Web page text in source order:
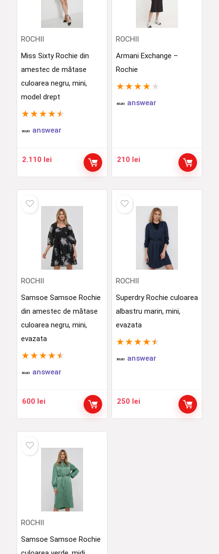
ROCHII
Miss Sixty Rochie din
amestec de mătase
culoarea negru, mini,
model drept
★ ★ ★ ★ ★
answear
2.110 lei
ROCHII
Armani Exchange –
Rochie
★ ★ ★ ★ ★
answear
210 lei
ROCHII
Samsoe Samsoe Rochie
din amestec de mătase
culoarea negru, mini,
evazata
★ ★ ★ ★ ★
answear
600 lei
ROCHII
Superdry Rochie culoarea
albastru marin, mini,
evazata
★ ★ ★ ★ ★
answear
250 lei
ROCHII
Samsoe Samsoe Rochie